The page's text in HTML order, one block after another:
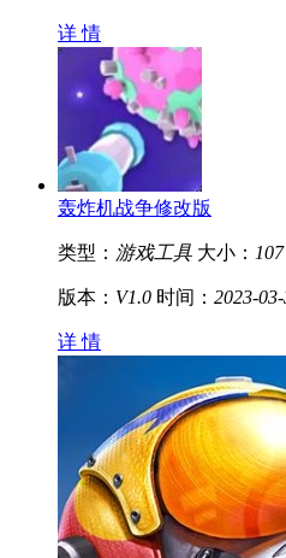
详 情
轰炸机战争修改版
类型： 游戏工具 大小：
版本： V1.0 时间： 2023-
详 情